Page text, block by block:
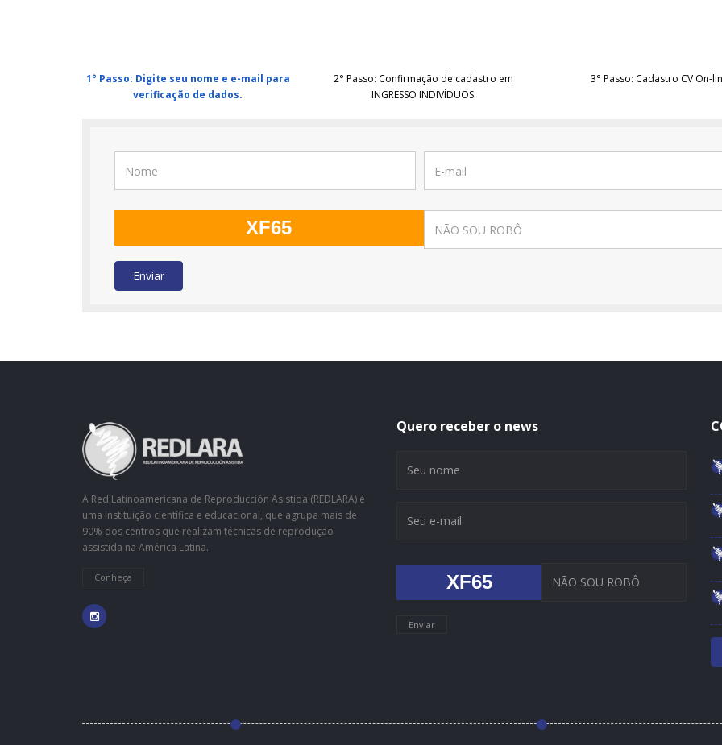
1° Passo: Digite seu nome e e-mail para
verificação de dados.
2° Passo: Confirmação de cadastro em
INGRESSO INDIVÍDUOS.
3° Passo: Cadastro CV On-
XF65
Enviar
A Red Latinoamericana de Reproducción Asistida (REDLARA) é
uma instituição científica e educacional, que agrupa mais de
90% dos centros que realizam técnicas de reprodução
assistida na América Latina.
Conheça
Quero receber o news
XF65
Enviar